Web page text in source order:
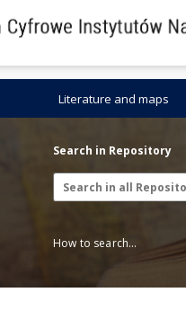
Literature and maps
Search in Repository
How to search...